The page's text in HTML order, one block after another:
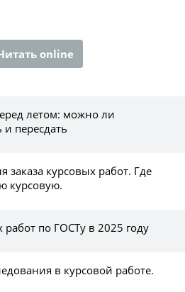
online
летом: можно ли
и пересдать
курсовых работ. Где
курсовую.
по ГОСТу в 2025 году
в курсовой работе.